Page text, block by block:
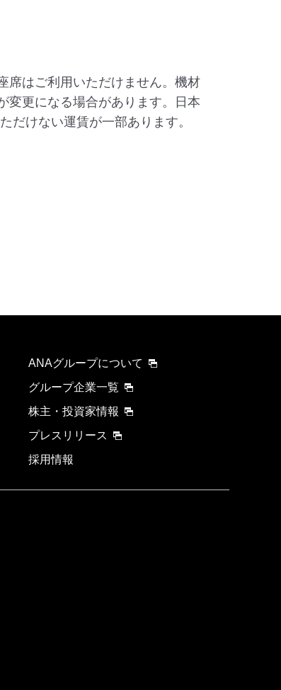
席はご利用いただけません。機材
変更になる場合があります。日本
だけない運賃が一部あります。
ANAグループについて
グループ企業一覧
株主・投資家情報
プレスリリース
採用情報